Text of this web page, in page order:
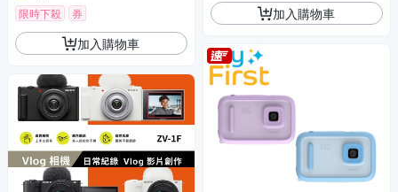
限時下殺 券
加入購物車
加入購物車